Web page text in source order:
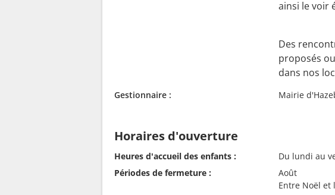
ainsi le voir
Des
proposés
dans nos
Gestionnaire : Mairie
Horaires d'ouverture
Heures d'accueil des enfants :
Du lundi au
Périodes de fermeture :
Août
Entre Noël et